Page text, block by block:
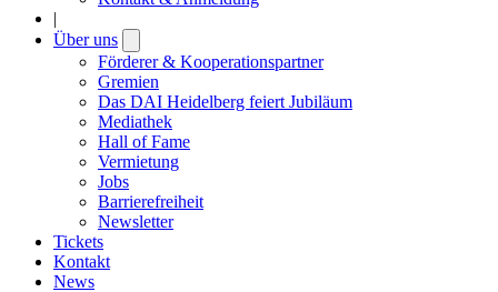
|
Über uns
submenu
Förderer & Kooperationspartner
Gremien
Das DAI Heidelberg feiert Jubiläum
Mediathek
Hall of Fame
Vermietung
Jobs
Barrierefreiheit
Newsletter
Tickets
Kontakt
News